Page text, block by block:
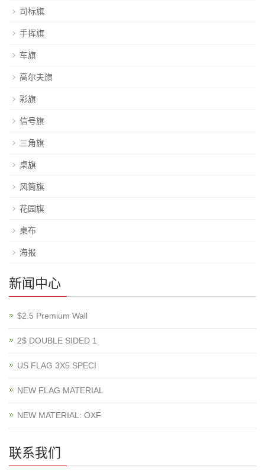
司标旗
手挥旗
车旗
高尔夫旗
彩旗
信号旗
三角旗
桌旗
风筒旗
花园旗
桌布
海报
新闻中心
$2.5 Premium Wall
2$ DOUBLE SIDED 1
US FLAG 3X5 SPECI
NEW FLAG MATERIAL
NEW MATERIAL: OXF
联系我们